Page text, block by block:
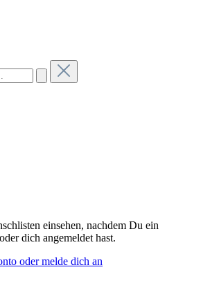
einsehen, nachdem Du ein
dich angemeldet hast.
oder melde dich an